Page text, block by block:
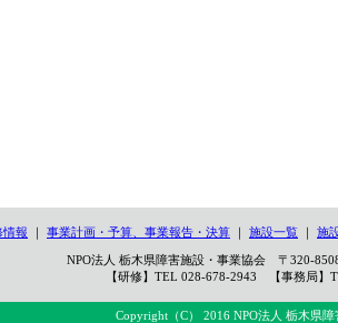
情報 ｜ 事業計画・予算、事業報告・決算 ｜ 施設一覧 ｜ 施
NPO法人 栃木県障害施設・事業協会 〒320-
【研修】TEL 028-678-2943 【事務局
Copyright（C） 2016 NPO法人 栃木県